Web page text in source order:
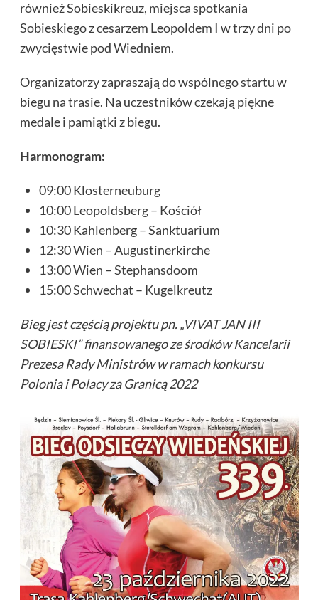
również Sobieskikreuz, miejsca spotkania
Sobieskiego z cesarzem Leopoldem I w trzy dni po
zwycięstwie pod Wiedniem.
Organizatorzy zapraszają do wspólnego startu w
biegu na trasie. Na uczestników czekają piękne
medale i pamiątki z biegu.
Harmonogram:
09:00 Klosterneuburg
10:00 Leopoldsberg – Kościół
10:30 Kahlenberg – Sanktuarium
12:30 Wien – Augustinerkirche
13:00 Wien – Stephansdoom
15:00 Schwechat – Kugelkreutz
Bieg jest częścią projektu pn. „VIVAT JAN III
SOBIESKI” finansowanego ze środków Kancelarii
Prezesa Rady Ministrów w ramach konkursu
Polonia i Polacy za Granicą 2022